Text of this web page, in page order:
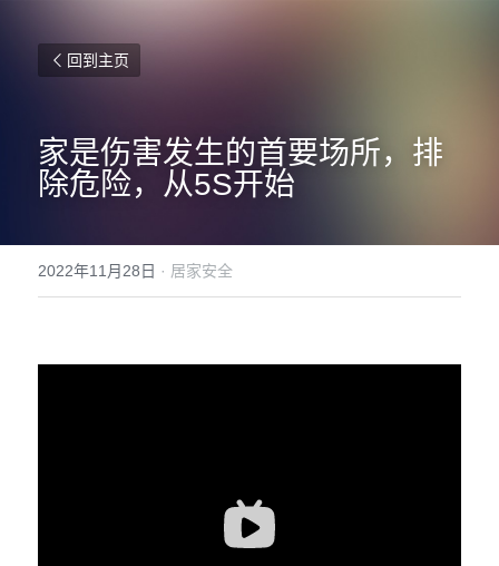
回到主页
家是伤害发生的首要场所，排
除危险，从5S开始
2022年11月28日 · 居家安全